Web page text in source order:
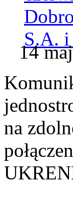
S.A.
14
na